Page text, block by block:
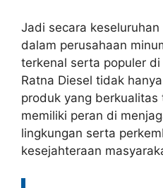
Jadi secara
dalam perusahaan
terkenal serta populer di
Ratna Diesel tidak
produk yang
memiliki peran di
lingkungan serta
kesejahteraan